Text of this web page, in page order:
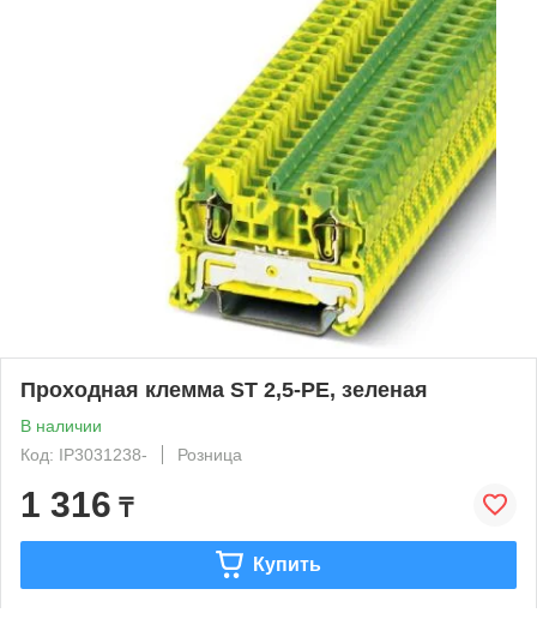
Проходная клемма ST 2,5-PE, зеленая
В наличии
Код: IP3031238-
Розница
1 316 ₸
Купить